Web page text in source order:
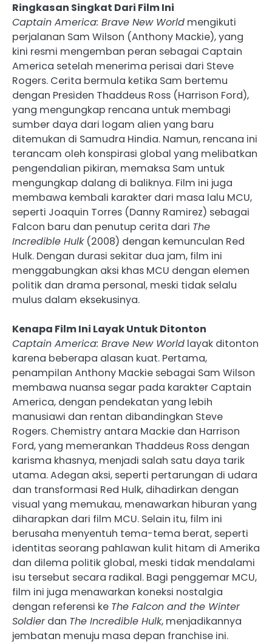
Ringkasan Singkat Dari Film Ini
Captain America: Brave New World mengikuti
perjalanan Sam Wilson (Anthony Mackie), yang
kini resmi mengemban peran sebagai Captain
America setelah menerima perisai dari Steve
Rogers. Cerita bermula ketika Sam bertemu
dengan Presiden Thaddeus Ross (Harrison Ford),
yang mengungkap rencana untuk membagi
sumber daya dari logam alien yang baru
ditemukan di Samudra Hindia. Namun, rencana ini
terancam oleh konspirasi global yang melibatkan
pengendalian pikiran, memaksa Sam untuk
mengungkap dalang di baliknya. Film ini juga
membawa kembali karakter dari masa lalu MCU,
seperti Joaquin Torres (Danny Ramirez) sebagai
Falcon baru dan penutup cerita dari The
Incredible Hulk(2008) dengan kemunculan Red
Hulk. Dengan durasi sekitar dua jam, film ini
menggabungkan aksi khas MCU dengan elemen
politik dan drama personal, meski tidak selalu
mulus dalam eksekusinya.
Kenapa Film Ini Layak Untuk Ditonton
Captain America: Brave New World layak ditonton
karena beberapa alasan kuat. Pertama,
penampilan Anthony Mackie sebagai Sam Wilson
membawa nuansa segar pada karakter Captain
America, dengan pendekatan yang lebih
manusiawi dan rentan dibandingkan Steve
Rogers. Chemistry antara Mackie dan Harrison
Ford, yang memerankan Thaddeus Ross dengan
karisma khasnya, menjadi salah satu daya tarik
utama. Adegan aksi, seperti pertarungan di udara
dan transformasi Red Hulk, dihadirkan dengan
visual yang memukau, menawarkan hiburan yang
diharapkan dari film MCU. Selain itu, film ini
berusaha menyentuh tema-tema berat, seperti
identitas seorang pahlawan kulit hitam di Amerika
dan dilema politik global, meski tidak mendalami
isu tersebut secara radikal. Bagi penggemar MCU,
film ini juga menawarkan koneksi nostalgia
dengan referensi ke The Falcon and the Winter
Soldierdan The Incredible Hulk, menjadikannya
jembatan menuju masa depan franchise ini.